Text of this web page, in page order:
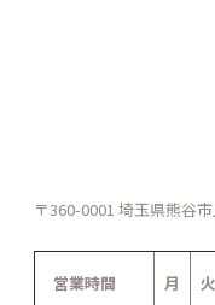
〒360-0001 埼玉県熊谷
営業時間 月 火